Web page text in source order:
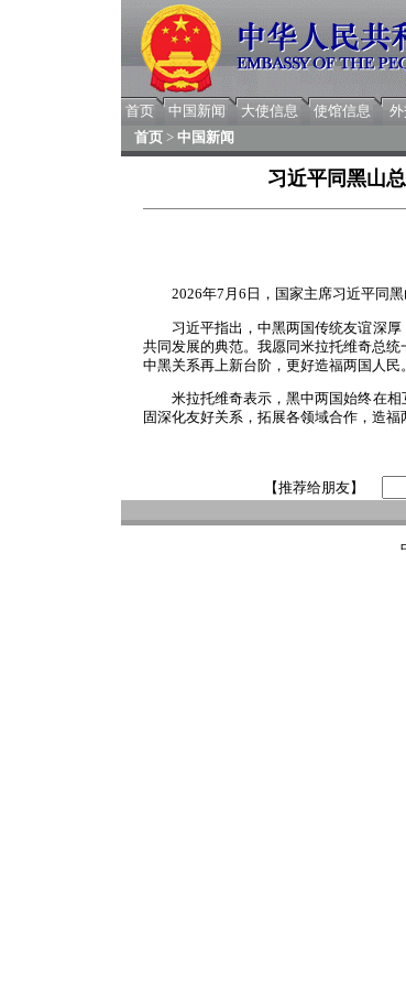
首页 中国新闻 大使信息 使馆信息
首页 > 中国新闻
习近平同黑山
2026年7月6日，国家主席习近平同
习近平指出，中黑两国传统友谊深
共同发展的典范。我愿同米拉托维奇总
中黑关系再上新台阶，更好造福两国人民。
米拉托维奇表示，黑中两国始终在
固深化友好关系，拓展各领域合作，造
【推荐给朋友】